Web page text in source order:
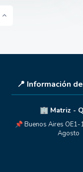
📍 Información
🏢 Matriz -
📌 Buenos Aires OE1-
Agosto